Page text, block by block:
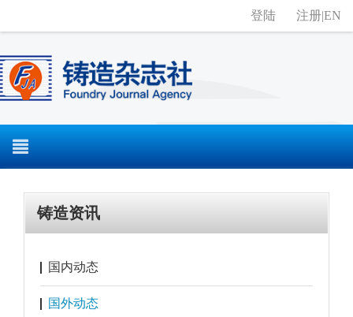
登陆 注册|EN
铸造资讯
国内动态
国外动态